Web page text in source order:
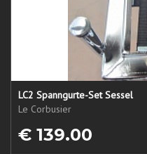
LC2 Spanngurte-Set Sessel
Le Corbusier
€ 139.00